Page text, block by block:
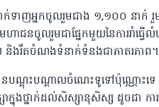
ទាក់ទាញអ្នកចូលរួមជាង ១,១០០ នា
ចូលរួមជាផ្នែកមួយនៃការរាំធ្វើលំ
និងរឹតចំណងទំនាក់ទំនងជាភាតរភាព។
ណ្តុះបណ្តាលចំណេះទូទៅប៉ុណ្ណោះទេ
សាក្នុងថ្នាក់ដល់សិស្សានុសិស្ស ដូចជា